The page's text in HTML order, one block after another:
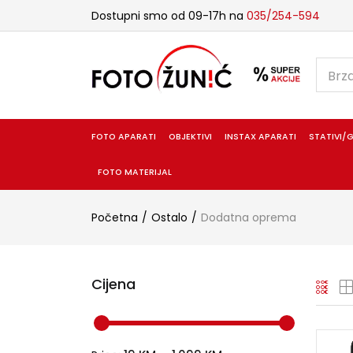
Dostupni smo od 09-17h na 035/254-594
FOTO APARATI OBJEKTIVI INSTAX APARATI STATIVI/
FOTO MATERIJAL
Početna Ostalo Dodatna oprema
Cijena